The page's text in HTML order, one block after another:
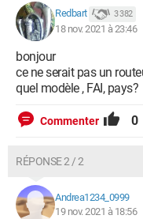
Redbart 3 382
18 nov. 2021 à 23:46
bonjour
ce ne serait pas un
quel modèle , FAI, pays?
Commenter 0
RÉPONSE 2 / 2
Andrea1234_0999
19 nov. 2021 à 18:56